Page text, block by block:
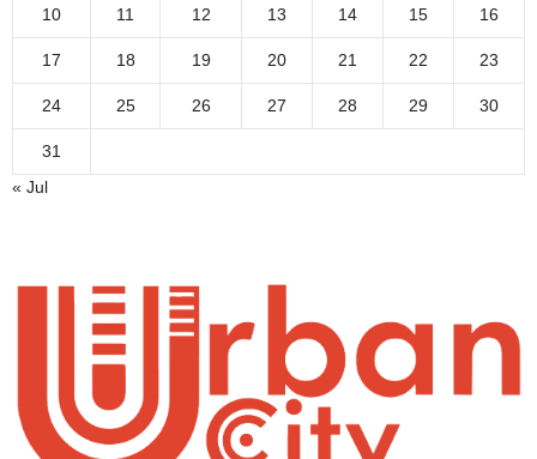
10 11 12 13 14 15 16
17 18 19 20 21 22 23
24 25 26 27 28 29 30
31
« Jul